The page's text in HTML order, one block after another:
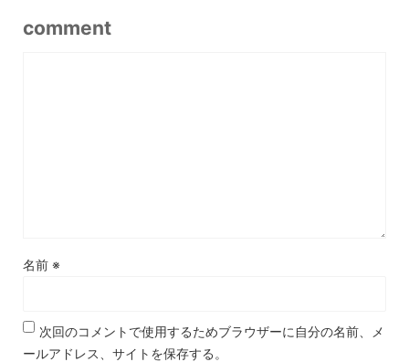
comment
名前 ※
次回のコメントで使用するためブラウザーに自分の名前、メ
ールアドレス、サイトを保存する。